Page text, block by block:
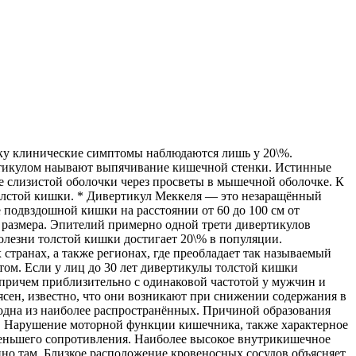
обтурационной со всеми присущими этой форме проявлениями). (5) Внутренние/наружные кишечные свищи (у мужчин чаще развиваются сигмо-везикальные свищи, у женщин — сигмо-вагинальные, при образовании кишечно-мочепузырного свища — пневматурия, фекалурия). Лабораторные исследования. При дивертикулёзе количество лейкоцитов в периферической крови обычно остаётся в пределах нормы; при дивертикулите часто возникают сдвиг лейкоцитарной формулы влево, повышение СОЭ. При кровотечении развивается желехзодефицитная анемия. В моче возможно обнаружение лейкоцитов, эритроцитов, компонентов кишечного содержимого; при образовании кишечно-мочепузырного свища в моче обнаруживают бактерии, специфичные для кишечника. Данные копрологического исследования, подтверждающие наличие воспаления: нейтрофильные лейкоциты, примесь к слизи большого количества макрофагов, десквамированного эпителия. Специальные исследования. (1) Контрастное рентгенологическое исследование. Традиционную ирригографию или колоноскопию считают наиболее ценным диагностическим исследованием при дивертикулёзе. При осложнённом дивертикулёзе в первые 1–2 недели при исследовании ограничиваются только ректоромано- и колоноскопией. При подозрении на дивертикулит можно использовать водорастворимое рентгеноконтрастное вещество (например, гастрографин). Дивертикулы толстой кишки могут быть выявлены и при пероральном контрастном исследовании через 24–72 ч после приёма бариевой взвеси внутрь. (2) Обзорная рентгенография органов брюшной полости в горизонтальном и вертикальном положениях — при перфорации дивертикула и перитоните. (3) Колоноскопия позволяет выявить источник кишечного кровотечения. Характерные эндоскопические признаки дивертикулёза: наличие единичных или множественных устьев дивертикулов (отверстий) в стенке кишки, часто около устья дивертикула обнаруживают кровеносный сосуд, в зоне дивертикула — повышенный тонус и ригидность кишечной стенки; при близости дивертикула к физиологическим сфинктерам последние спазмированы, раскрываются с трудом, иногда можно наблюдать выделение гноя из устья дивертикула. (4) Компьютерную томографию (КТ) применяют в острой стадии заболевания для оценки состояния кишечной стенки и околокишечных тканей. При наличии признаков острой патологии КТ — более предпочтительный метод диагностики, чем ирригография. (5) Цистоскопия и цистография показаны для диагностики пузырно-кишечных свищей. (6) Внутривенная урография позволяет установить возможное вовлечение в воспалительный процесс мочеточников. (7) Ангиография. Диагностический метод, применяемый при кровотечении из дивертикула; возможно проведение терапевтических мероприятий посредством эмболизации кровоточащего сосуда. (8) Фистулографию применяют при развитии кишечных свищей для установления их связи с кишкой. Лечение. Лечение больных с дивертикулярной